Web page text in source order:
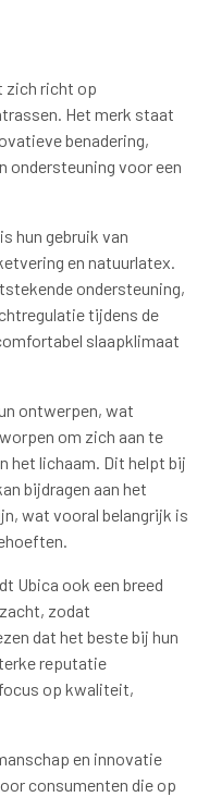
zich richt op
Het merk staat
benadering,
ondersteuning voor een
hun gebruik van
en natuurlatex.
ondersteuning,
tijdens de
slaapklimaat
ontwerpen, wat
om zich aan te
het lichaam. Dit helpt bij
bijdragen aan het
wat vooral belangrijk is
Ubica ook een breed
zodat
dat het beste bij hun
reputatie
op kwaliteit,
en innovatie
consumenten die op